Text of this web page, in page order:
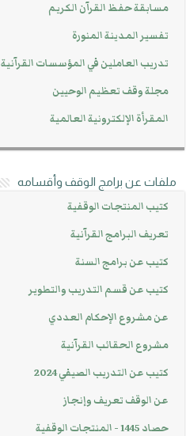
مسابقة حفظ القرآن الكريم
تفسير المدينة المنورة
تدريب العاملين في المؤسسات القرآنية
مجلة وقف تعظيم الوحيين
المقرأة الإلكترونية العالمية
ملفات عن برامج الوقف وأقسامه
كتيب المنتجات الوقفية
تعريف البرامج القرآنية
كتيب عن برامج السنة
كتيب عن قسم التدريب والتطوير
عن مشروع الإحكام العددي
مشروع الحقائب القرآنية
كتيب عن التدريب الصيفي 2024
عن الوقف تعريف وإنجاز
حصاد 1445 - المنتجات الوقفية